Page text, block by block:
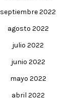
septiembre 2022
agosto 2022
julio 2022
junio 2022
mayo 2022
abril 2022